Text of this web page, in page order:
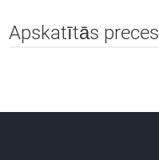
Apskatītās preces